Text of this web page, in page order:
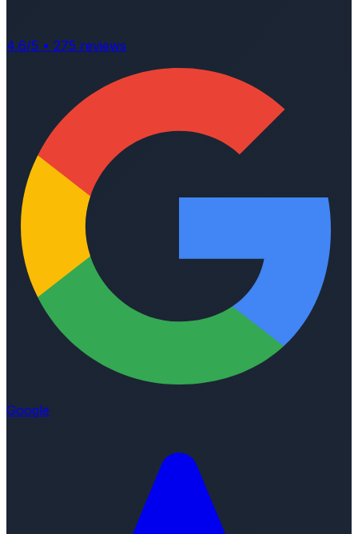
4,6/5 • 275 reviews
Google